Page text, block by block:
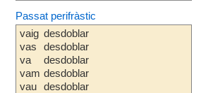
Passat perifràstic
vaig
vas
va
vam
vau
desdoblar
desdoblar
desdoblar
desdoblar
desdoblar